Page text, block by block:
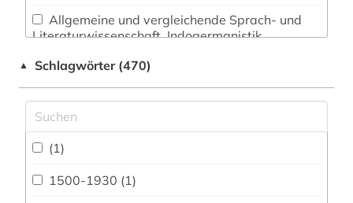
Literaturwissenschaft. Indogermanistik.
Anglistik. Amerikanistik (21)
▲ Schlagwörter (470)
(1)
1500-1930 (1)